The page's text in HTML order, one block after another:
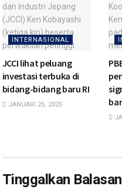
INTERNASIONAL
JCCI lihat peluang
investasi terbuka di
bidang-bidang baru RI
JANUARI 25, 2025
Tinggalkan Balasan